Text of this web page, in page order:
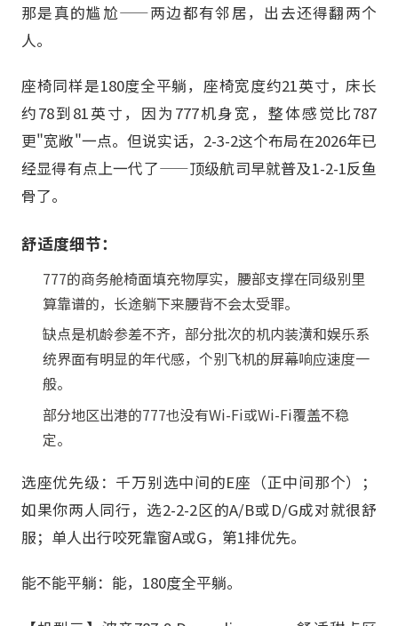
那是真的尴尬——两边都有邻居，出去还得翻两个
人。
座椅同样是180度全平躺，座椅宽度约21英寸，床长
约78到81英寸，因为777机身宽，整体感觉比787
更"宽敞"一点。但说实话，2-3-2这个布局在2026年已
经显得有点上一代了——顶级航司早就普及1-2-1反鱼
骨了。
舒适度细节：
777的商务舱椅面填充物厚实，腰部支撑在同级别里
算靠谱的，长途躺下来腰背不会太受罪。
缺点是机龄参差不齐，部分批次的机内装潢和娱乐系
统界面有明显的年代感，个别飞机的屏幕响应速度一
般。
部分地区出港的777也没有Wi-Fi或Wi-Fi覆盖不稳
定。
选座优先级：千万别选中间的E座（正中间那个）；
如果你两人同行，选2-2-2区的A/B或D/G成对就很舒
服；单人出行咬死靠窗A或G，第1排优先。
能不能平躺：能，180度全平躺。